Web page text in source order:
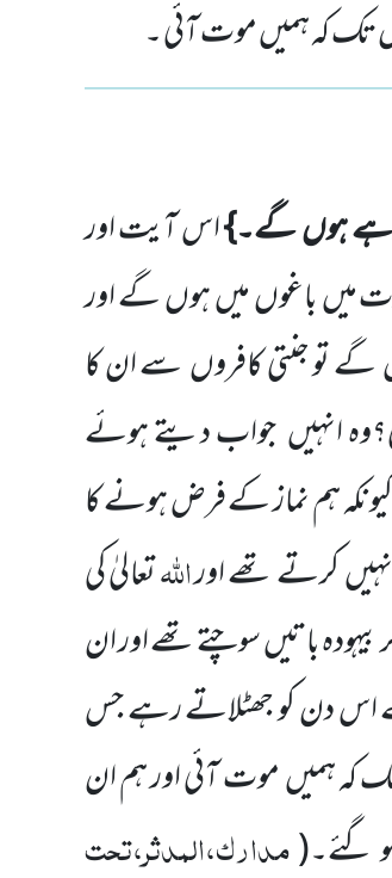
کہ ہمیں موت آئی ۔
ہوںگے۔}اس آیت اور
میںباغوںمیںہوںگے اور
گے تو جنتی کافروںسے ان کا
انہیںجواب دیتے ہوئے
ہم نماز کے فرض ہونے کا
کرتے تھے اوراللّٰہتعالیٰ کی
باتیںسوچتے تھے اور ان
اس دن کو جھٹلاتے رہے جس
کہ ہمیںموت آئی اور ہم ان
گئے۔(مدارک،المدثر،تحت